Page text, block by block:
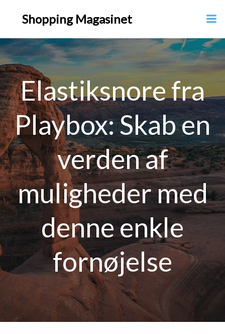
til
Shopping Magasinet
Elastiksnore fra
Playbox: Skab en
verden af
muligheder med
denne enkle
fornøjelse